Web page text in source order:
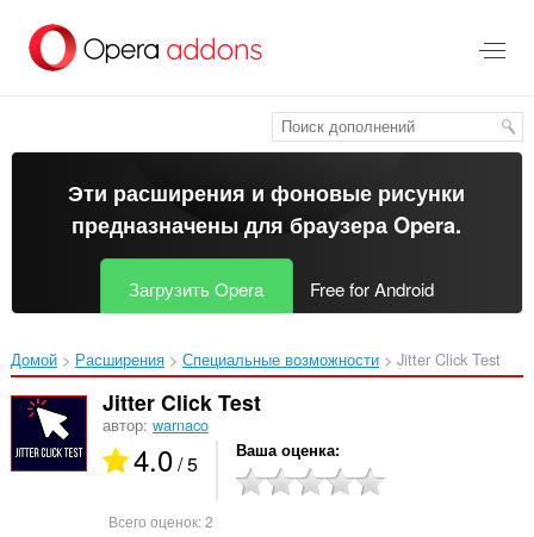
перейти
Эти расширения и фоновые рисунки
предназначены длябраузера Opera.
Загрузить Opera Free for Android
Домой Расширения Специальные возможности Jitter Click Test‎
Jitter Click Test
автор: warnaco
4.0/ 5 Ваша оценка
Всего оценок:2